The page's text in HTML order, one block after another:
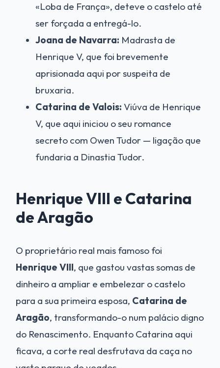
«Loba de França», deteve o castelo até
ser forçada a entregá-lo.
Joana de Navarra: Madrasta de
Henrique V, que foi brevemente
aprisionada aqui por suspeita de
bruxaria.
Catarina de Valois: Viúva de Henrique
V, que aqui iniciou o seu romance
secreto com Owen Tudor — ligação que
fundaria a Dinastia Tudor.
Henrique VIII e Catarina
de Aragão
O proprietário real mais famoso foi
Henrique VIII, que gastou vastas somas de
dinheiro a ampliar e embelezar o castelo
para a sua primeira esposa, Catarina de
Aragão, transformando-o num palácio digno
do Renascimento. Enquanto Catarina aqui
ficava, a corte real desfrutava da caça no